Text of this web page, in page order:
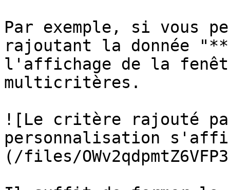
Par exemple, si vous
rajoutant la donnée
l'affichage de la
multicritères.
![Le critère rajouté
personnalisation
(/files/